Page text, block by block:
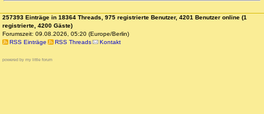
257393 Einträge in 18364 Threads, 975 registrierte Benutzer, 4201 Benutzer online (1
registrierte, 4200 Gäste)
Forumszeit: 09.08.2026, 05:20 (Europe/Berlin)
RSS Einträge
RSS Threads Kontakt
powered by my little forum